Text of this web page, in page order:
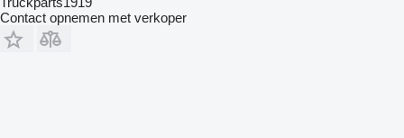
Contact opnemen met verkoper